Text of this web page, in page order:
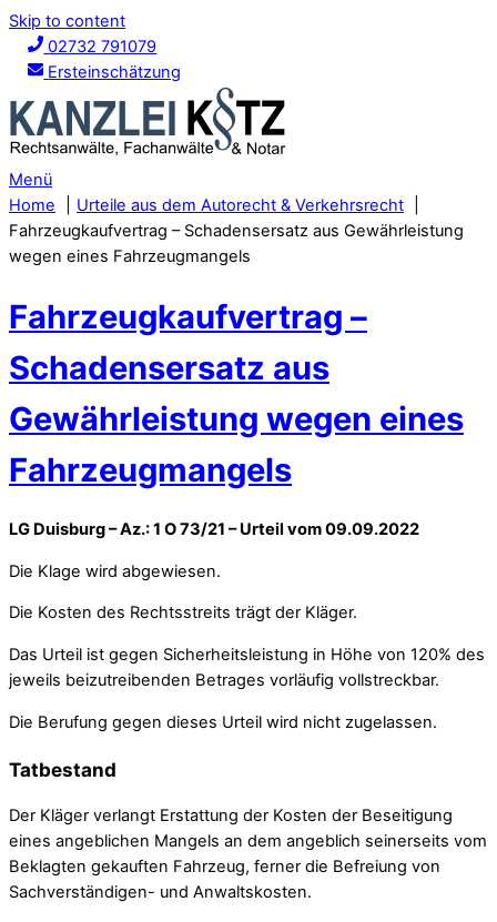
Skip to content
02732 791079
Ersteinschätzung
Menü
Home
Urteile aus dem Autorecht & Verkehrsrecht
Fahrzeugkaufvertrag – Schadensersatz aus Gewährleistung
wegen eines Fahrzeugmangels
Fahrzeugkaufvertrag –
Schadensersatz aus
Gewährleistung wegen eines
Fahrzeugmangels
LG Duisburg – Az.: 1 O 73/21 – Urteil vom 09.09.2022
Die Klage wird abgewiesen.
Die Kosten des Rechtsstreits trägt der Kläger.
Das Urteil ist gegen Sicherheitsleistung in Höhe von 120% des
jeweils beizutreibenden Betrages vorläufig vollstreckbar.
Die Berufung gegen dieses Urteil wird nicht zugelassen.
Tatbestand
Der Kläger verlangt Erstattung der Kosten der Beseitigung
eines angeblichen Mangels an dem angeblich seinerseits vom
Beklagten gekauften Fahrzeug, ferner die Befreiung von
Sachverständigen- und Anwaltskosten.